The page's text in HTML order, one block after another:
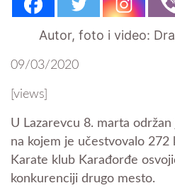
Autor, foto i video:
09/03/2020
[views]
U Lazarevcu 8. marta
na kojem je učestvovalo 272
Karate klub Karađorđe
konkurenciji drugo mesto.